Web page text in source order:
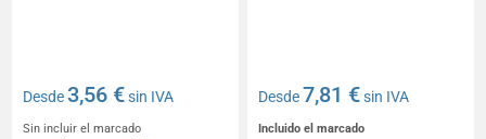
Desde3,56 €sin IVA
Sin incluir el marcado
Desde7,81 €sin IVA
Incluido el marcado